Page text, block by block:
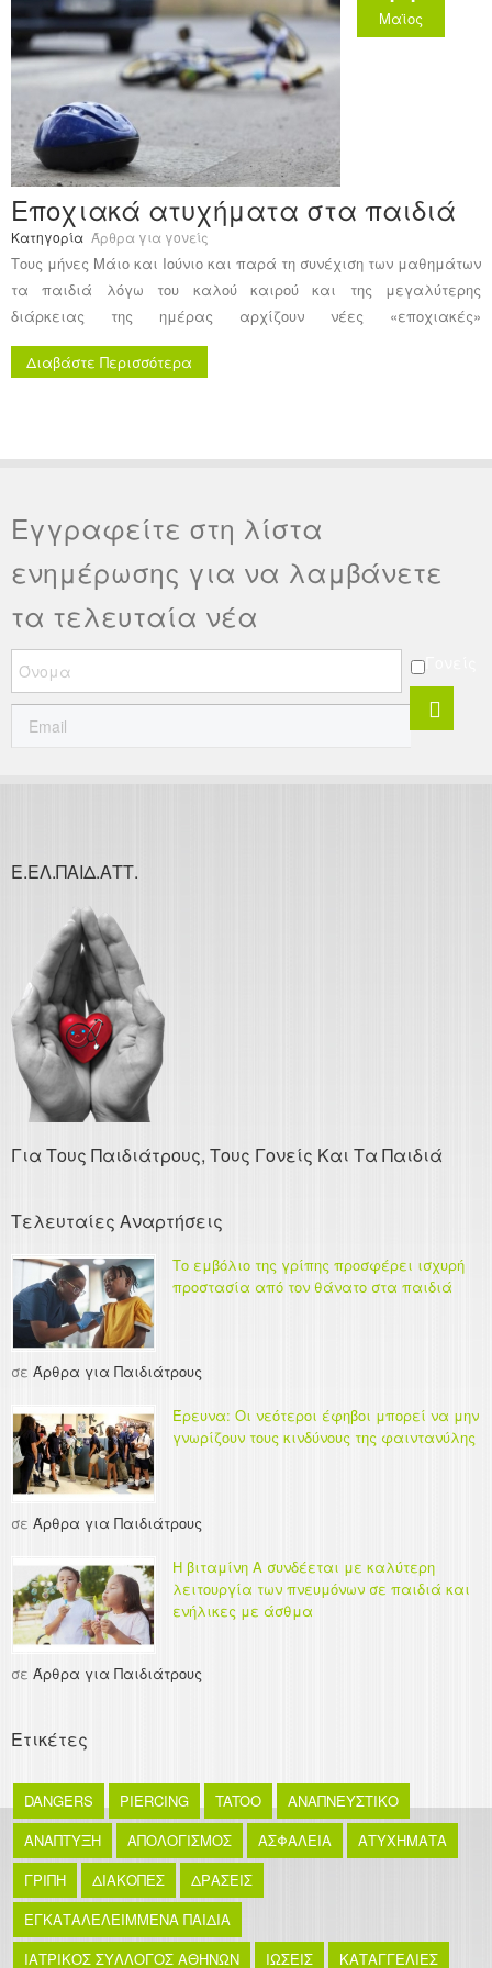
Μαϊος
Εποχιακά ατυχήματα στα παιδιά
Κατηγορία Άρθρα για γονείς
Τους μήνες Μάιο και Ιούνιο και παρά τη συνέχιση των μαθημάτων
τα παιδιά λόγω του καλού καιρού και της μεγαλύτερης
διάρκειας της ημέρας αρχίζουν νέες «εποχιακές»
δραστηριότητες, που δυστυχώς συχνά οδηγούν σε ατυχήματα και
τραυματισμούς.
των Παιδιάτρων, με στόχο αφ’ ενός την πρόληψη, αφ’ ετέρου την
Διαβάστε Περισσότερα
Εγγραφείτε στη λίστα
ενημέρωσης για να λαμβάνετε
τα τελευταία νέα
Γονείς
Ε.ΕΛ.ΠΑΙΔ.ΑΤΤ.
Για Τους Παιδιάτρους, Τους Γονείς Και Τα Παιδιά
Τελευταίες Αναρτήσεις
Το εμβόλιο της γρίπης προσφέρει ισχυρή
προστασία από τον θάνατο στα παιδιά
σε Άρθρα για Παιδιάτρους
Έρευνα: Οι νεότεροι έφηβοι μπορεί να μην
γνωρίζουν τους κινδύνους της φαιντανύλης
σε Άρθρα για Παιδιάτρους
Η βιταμίνη Α συνδέεται με καλύτερη
λειτουργία των πνευμόνων σε παιδιά και
ενήλικες με άσθμα
σε Άρθρα για Παιδιάτρους
Ετικέτες
DANGERS PIERCING TATOO
ΑΝΑΠΝΕΥΣΤΙΚΟ
ΑΝΑΠΤΥΞΗ
ΑΠΟΛΟΓΙΣΜΟΣ ΑΣΦΑΛΕΙΑ
ΑΤΥΧΗΜΑΤΑ
ΓΡΙΠΗ
ΔΙΑΚΟΠΕΣ
ΔΡΑΣΕΙΣ
ΕΓΚΑΤΑΛΕΛΕΙΜΜΕΝΑ ΠΑΙΔΙΑ
ΙΑΤΡΙΚΟΣ ΣΥΛΛΟΓΟΣ ΑΘΗΝΩΝ
ΙΩΣΕΙΣ ΚΑΤΑΓΓΕΛΙΕΣ